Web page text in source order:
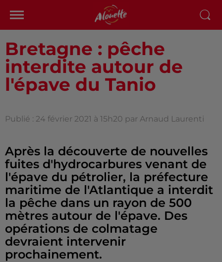
Bretagne : pêche
interdite autour de
l'épave du Tanio
Publié : 24 février 2021 à 15h20 par Arnaud Laurenti
Après la découverte de nouvelles
fuites d'hydrocarbures venant de
l'épave du pétrolier, la préfecture
maritime de l'Atlantique a interdit
la pêche dans un rayon de 500
mètres autour de l'épave. Des
opérations de colmatage
devraient intervenir
prochainement.